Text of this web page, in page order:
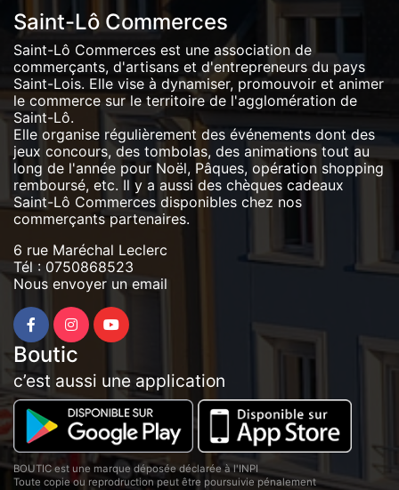
Saint-Lô Commerces
Saint-Lô Commerces est une association de
commerçants, d'artisans et d'entrepreneurs du pays
Saint-Lois. Elle vise à dynamiser, promouvoir et animer
le commerce sur le territoire de l'agglomération de
Saint-Lô.
Elle organise régulièrement des événements dont des
jeux concours, des tombolas, des animations tout au
long de l'année pour Noël, Pâques, opération shopping
remboursé, etc. Il y a aussi des chèques cadeaux
Saint-Lô Commerces disponibles chez nos
commerçants partenaires.
6 rue Maréchal Leclerc
Tél : 0750868523
Nous envoyer un email
Boutic
c’est aussi une application
BOUTIC est une marque déposée déclarée à l'INPI
Toute copie ou reprodruction peut être poursuivie pénalement